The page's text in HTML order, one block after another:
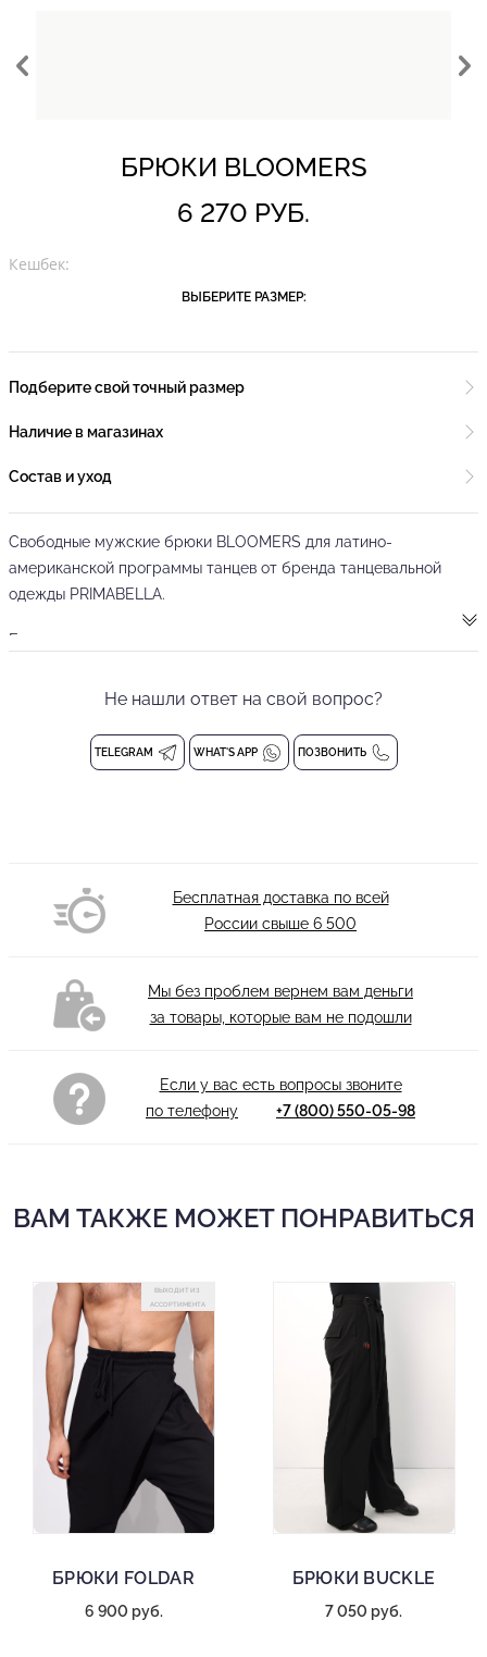
БРЮКИ BLOOMERS
6 270 РУБ.
Кешбек:
ВЫБЕРИТЕ РАЗМЕР:
Подберите свой точный размер
Наличие в магазинах
Состав и уход
Свободные мужские брюки BLOOMERS для латино-
американской программы танцев от бренда танцевальной
одежды PRIMABELLA.
Брюки имеют резинку на талии с вшитым поясом, что
внутренних кармана во шве в классических местах. Брючины
подшить под требуемую длину. Гульфик застегивается при
помощи молнии и пуговицы на поясе.
уверено себя чувствовать и на тренировках, и на
выступлениях, позволяя погрузиться в исполнение танца.
Стирка при 30 градусах.
Не нашли ответ на свой вопрос?
TELEGRAM WHAT'S APP ПОЗВОНИТЬ
Бесплатная доставка по всей
России свыше 6 500
Мы без проблем вернем вам деньги
за товары, которые вам не подошли
Если у вас есть вопросы звоните
по телефону
+7 (800) 550-05-98
ВАМ ТАКЖЕ МОЖЕТ ПОНРАВИТЬСЯ
ВЫХОДИТ ИЗ
АССОРТИМЕНТА
БРЮКИ FOLDAR
6 900 руб.
БРЮКИ BUCKLE
7 050 руб.